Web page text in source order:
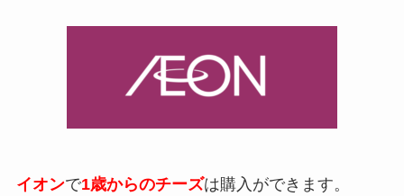
イオンで1歳からのチーズは購入ができます。